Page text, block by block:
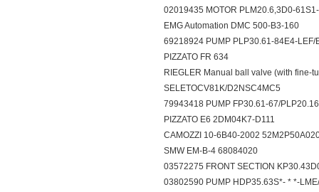
02019435 MOTOR PLM20.6,3D0-
EMG Automation DMC 500-B3-160
69218924 PUMP PLP30.61-84E4-
PIZZATO FR 634
RIEGLER Manual ball valve (with
SELETOCV81K/D2NSC4MC5
79943418 PUMP FP30.61-67/
PIZZATO E6 2DM04K7-D111
CAMOZZI 10-6B40-2002
SMW EM-B-4 68084020
03572275 FRONT SECTION
03802590 PUMP HDP35.63S*- * *-